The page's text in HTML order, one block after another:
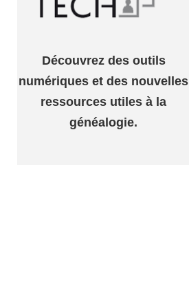
Découvrez des outils
numériques et des nouvelles
ressources utiles à la
généalogie.